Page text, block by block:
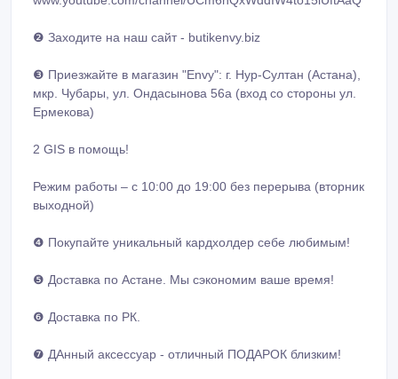
❷ Заходите на наш сайт - butikenvy.biz
❸ Приезжайте в магазин "Envy": г. Нур-Султан (Астана),
мкр. Чубары, ул. Ондасынова 56а (вход со стороны ул.
Ермекова)
2 GIS в помощь!
Режим работы – с 10:00 до 19:00 без перeрыва (вторник
выходной)
❹ Покупайте уникальный кардхолдер себе любимым!
❺ Доставка по Астане. Мы сэкономим ваше время!
❻ Доставка по РК.
❼ ДАнный аксессуар - отличный ПОДАРОК близким!